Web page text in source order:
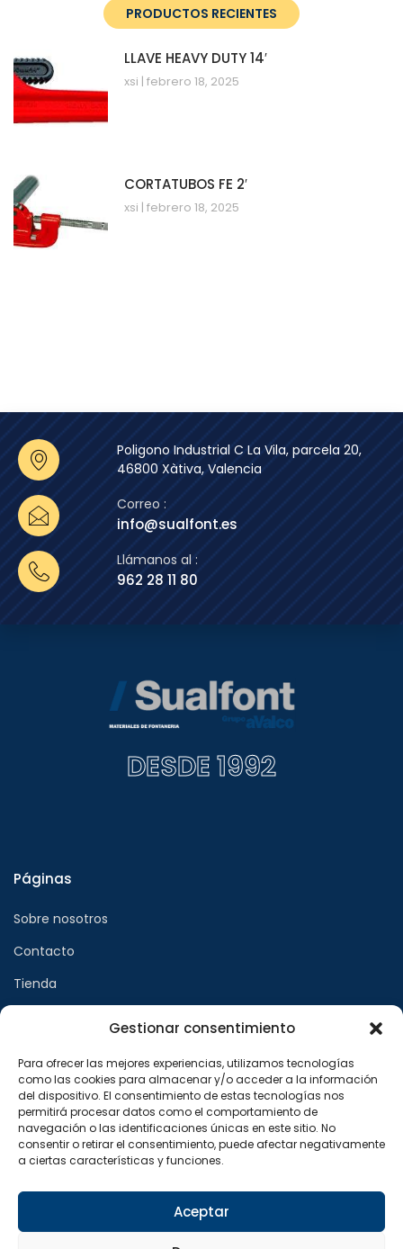
Gestionar consentimiento
Para ofrecer las mejores experiencias, utilizamos tecnologías
como las cookies para almacenar y/o acceder a la información
del dispositivo. El consentimiento de estas tecnologías nos
permitirá procesar datos como el comportamiento de
navegación o las identificaciones únicas en este sitio. No
consentir o retirar el consentimiento, puede afectar negativamente
a ciertas características y funciones.
Aceptar
PRODUCTOS RECIENTES
LLAVE HEAVY DUTY 14′
xsi febrero 18, 2025
CORTATUBOS FE 2′
xsi febrero 18, 2025
Poligono Industrial C La Vila, parcela 20,
46800 Xàtiva, Valencia
Correo :
info@sualfont.es
Llámanos al :
962 28 11 80
DESDE 1992
Páginas
Sobre nosotros
Contacto
Tienda
Aviso legal
Política de privacidad
Política de cookies
Síguenos en
F X I